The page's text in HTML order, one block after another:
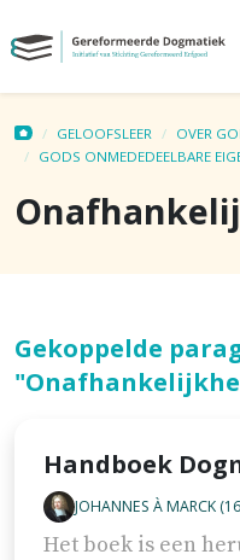
GELOOFSLEER
OVER
GODS ONMEDEDEELBARE
Gekoppelde
Handboek
JOHANNES À MARCK
Het boek is een